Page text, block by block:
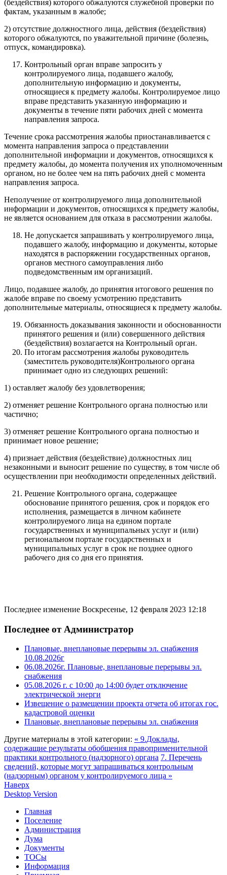
(бездействия) которого обжалуются служебной проверки по
фактам, указанным в жалобе;
2) отсутствие должностного лица, действия (бездействия)
которого обжалуются, по уважительной причине (болезнь,
отпуск, командировка).
Контрольный орган вправе запросить у
контролируемого лица, подавшего жалобу,
дополнительную информацию и документы,
относящиеся к предмету жалобы. Контролируемое лицо
вправе представить указанную информацию и
документы в течение пяти рабочих дней с момента
направления запроса.
Течение срока рассмотрения жалобы приостанавливается с
момента направления запроса о представлении
дополнительной информации и документов, относящихся к
предмету жалобы, до момента получения их уполномоченным
органом, но не более чем на пять рабочих дней с момента
направления запроса.
Неполучение от контролируемого лица дополнительной
информации и документов, относящихся к предмету жалобы,
не является основанием для отказа в рассмотрении жалобы.
Не допускается запрашивать у контролируемого лица,
подавшего жалобу, информацию и документы, которые
находятся в распоряжении государственных органов,
органов местного самоуправления либо
подведомственным им организаций.
Лицо, подавшее жалобу, до принятия итогового решения по
жалобе вправе по своему усмотрению представить
дополнительные материалы, относящиеся к предмету жалобы.
Обязанность доказывания законности и обоснованности
принятого решения и (или) совершенного действия
(бездействия) возлагается на Контрольный орган.
По итогам рассмотрения жалобы руководитель
(заместитель руководителя)Контрольного органа
принимает одно из следующих решений:
1) оставляет жалобу без удовлетворения;
2) отменяет решение Контрольного органа полностью или
частично;
3) отменяет решение Контрольного органа полностью и
принимает новое решение;
4) признает действия (бездействие) должностных лиц
незаконными и выносит решение по существу, в том числе об
осуществлении при необходимости определенных действий.
Решение Контрольного органа, содержащее
обоснование принятого решения, срок и порядок его
исполнения, размещается в личном кабинете
контролируемого лица на едином портале
государственных и муниципальных услуг и (или)
региональном портале государственных и
муниципальных услуг в срок не позднее одного
рабочего дня со дня его принятия.
Последнее изменение Воскресенье, 12 февраля 2023 12:18
Последнее от Администратор
Плановые, внеплановые перерывы эл. снабжения
10.08.2026г
06.08.2026г. Плановые, внеплановые перерывы эл.
снабжения
05.08.2026 г. с 10:00 до 14:00 будет отключение
электрической энерги
Извещение о размещении проекта отчета об итогах гос.
кадастровой оценки
Плановые, внеплановые перерывы эл. снабжения
Другие материалы в этой категории: « 9.Доклады,
содержащие результаты обобщения правоприменительной
практики контрольного (надзорного) органа 7. Перечень
сведений, которые могут запрашиваться контрольным
(надзорным) органом у контролируемого лица »
Наверх
Desktop Version
Главная
Поселение
Администрация
Дума
Документы
ТОСы
Информация